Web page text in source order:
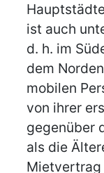
ist auch
d. h. im
dem
mobilen
von ihrer
gegenüber
als die
Mietvertrag